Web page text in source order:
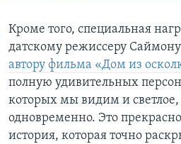
Кроме того, специальная
датскому режиссеру
автору фильма «Дом из
полную удивительных
которых мы видим и светлое,
одновременно. Это
история, которая точно